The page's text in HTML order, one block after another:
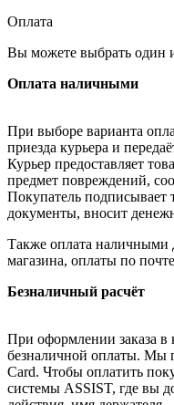
Оплата
Вы можете выбрать один
Оплата наличными
При выборе варианта
приезда курьера и
Курьер предоставляет
предмет повреждений,
Покупатель подписывает
документы, вносит
Также оплата наличными
магазина, оплаты по
Безналичный расчёт
При оформлении заказа в
безналичной оплаты. Мы
Card. Чтобы оплатить
системы ASSIST, где вы